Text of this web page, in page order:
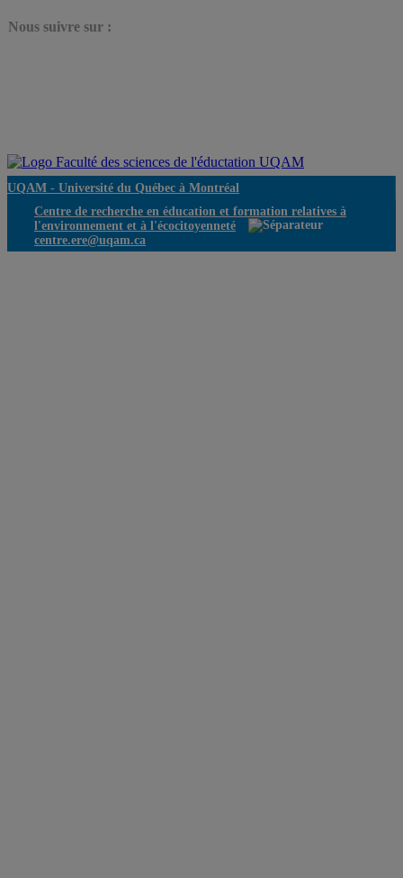
Nous suivre sur :
UQAM - Université du Québec à Montréal
Centre de recherche en éducation et formation relatives à
l'environnement et à l'écocitoyenneté
centre.ere@uqam.ca